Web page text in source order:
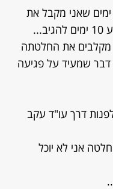
שאני מקבל את
מקלבים את החלטתה
דבר שמעיד על פגיעה
דרך עו"ד עקב
אני לא יוכל